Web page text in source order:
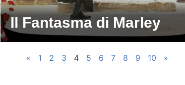
Il Fantasma di Marley
« 1 2 3 4 5 6 7 8 9 10 »